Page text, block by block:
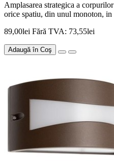
Amplasarea strategica a
orice spatiu, din unul monoton, in
89,00lei Fără TVA: 73,55lei
Adaugă în Coş